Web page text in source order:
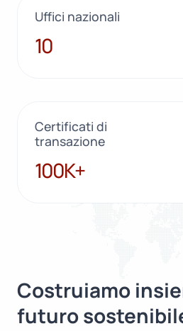
Uffici nazionali
10
10
Certificati di
transazione
100K+
100K+
Costruiamo
futuro